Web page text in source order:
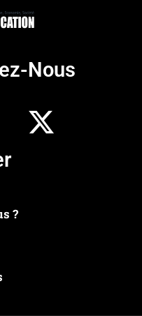
Nous
?